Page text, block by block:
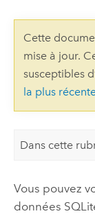
Cette
mise à jour.
susceptibles
la plus
Dans cette
Vous pouvez
données